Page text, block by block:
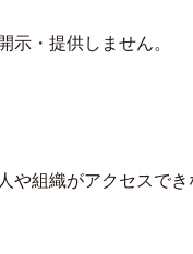
示・提供しません。
や組織がアクセスで